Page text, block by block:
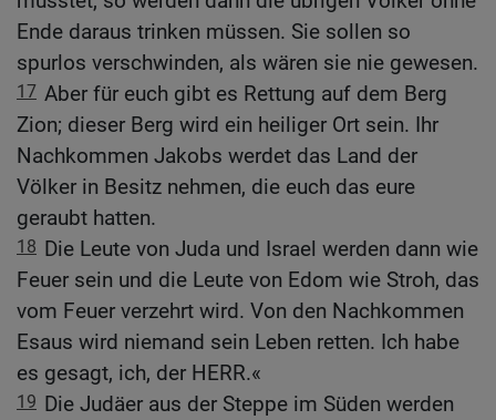
Ende daraus trinken müssen. Sie sollen so
spurlos verschwinden, als wären sie nie gewesen.
17 Aber für euch gibt es Rettung auf dem Berg
Zion; dieser Berg wird ein heiliger Ort sein. Ihr
Nachkommen Jakobs werdet das Land der
Völker in Besitz nehmen, die euch das eure
geraubt hatten.
18 Die Leute von Juda und Israel werden dann wie
Feuer sein und die Leute von Edom wie Stroh, das
vom Feuer verzehrt wird. Von den Nachkommen
Esaus wird niemand sein Leben retten. Ich habe
es gesagt, ich, der HERR.«
19 Die Judäer aus der Steppe im Süden werden